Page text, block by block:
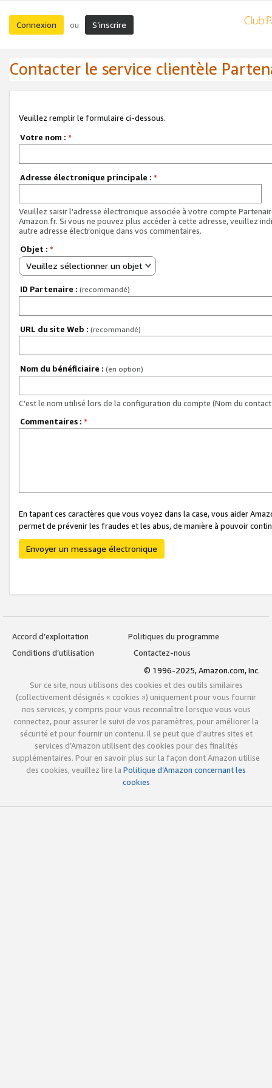
Connexion ou S’inscrire
Contacter le service clientèle
Veuillez remplir le formulaire ci-dessous.
Votre nom : *
Adresse électronique principale : *
Veuillez saisir l'adresse électronique associée à votre compte
Amazon.fr. Si vous ne pouvez plus accéder à cette adresse, veuillez
autre adresse électronique dans vos commentaires.
Objet : *
Veuillez sélectionner un objet
ID Partenaire : (recommandé)
URL du site Web : (recommandé)
Nom du bénéficiaire : (en option)
C'est le nom utilisé lors de la configuration du compte (Nom du
Commentaires : *
En tapant ces caractères que vous voyez dans la case, vous aider
permet de prévenir les fraudes et les abus, de manière à pouvoir
Envoyer un message électronique
Accord d’exploitation
Politiques du programme
Conditions d’utilisation
Contactez-nous
© 1996-2025, Amazon.com, Inc.
Sur ce site, nous utilisons des cookies et des outils similaires
(collectivement désignés « cookies ») uniquement pour vous fournir
nos services, y compris pour vous reconnaître lorsque vous vous
connectez, pour assurer le suivi de vos paramètres, pour améliorer la
sécurité et pour fournir un contenu. Il se peut que d’autres sites et
services d’Amazon utilisent des cookies pour des finalités
supplémentaires. Pour en savoir plus sur la façon dont Amazon utilise
des cookies, veuillez lire la Politique d’Amazon concernant les
cookies